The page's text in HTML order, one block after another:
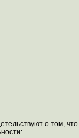
о том, что